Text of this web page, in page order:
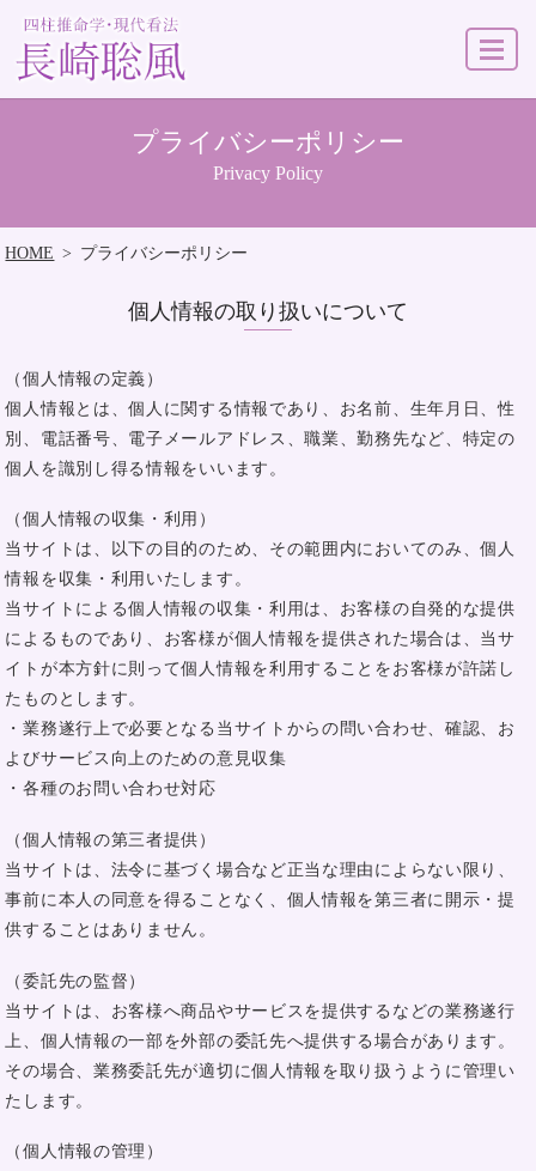
プライバシーポリシー
Privacy Policy
HOME プライバシーポリシー
個人情報の取り扱いについて
（個人情報の定義）
個人情報とは、個人に関する情報であり、お名前、生年月日、性
別、電話番号、電子メールアドレス、職業、勤務先など、特定の
個人を識別し得る情報をいいます。
（個人情報の収集・利用）
当サイトは、以下の目的のため、その範囲内においてのみ、個人
情報を収集・利用いたします。
当サイトによる個人情報の収集・利用は、お客様の自発的な提供
によるものであり、お客様が個人情報を提供された場合は、当サ
イトが本方針に則って個人情報を利用することをお客様が許諾し
たものとします。
・業務遂行上で必要となる当サイトからの問い合わせ、確認、お
よびサービス向上のための意見収集
・各種のお問い合わせ対応
（個人情報の第三者提供）
当サイトは、法令に基づく場合など正当な理由によらない限り、
事前に本人の同意を得ることなく、個人情報を第三者に開示・提
供することはありません。
（委託先の監督）
当サイトは、お客様へ商品やサービスを提供するなどの業務遂行
上、個人情報の一部を外部の委託先へ提供する場合があります。
その場合、業務委託先が適切に個人情報を取り扱うように管理い
たします。
（個人情報の管理）